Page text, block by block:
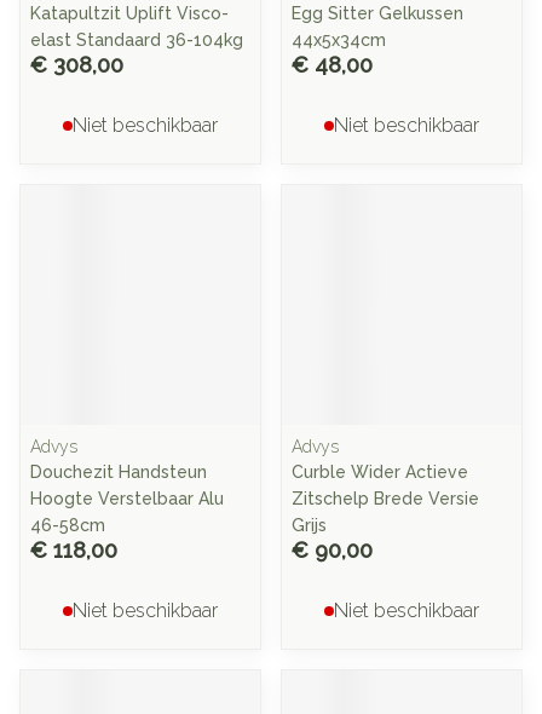
Katapultzit Uplift Visco-
elast Standaard 36-104kg
€ 308,00
Niet beschikbaar
Egg Sitter Gelkussen
44x5x34cm
€ 48,00
Niet beschikbaar
Advys
Douchezit Handsteun
Hoogte Verstelbaar Alu
46-58cm
€ 118,00
Niet beschikbaar
Advys
Curble Wider Actieve
Zitschelp Brede Versie
Grijs
€ 90,00
Niet beschikbaar